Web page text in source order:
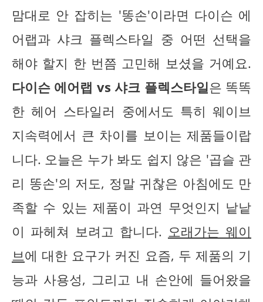
맘대로 안 잡히는 '똥손'이라면 다이슨 에
어랩과 샤크 플렉스타일 중 어떤 선택을
해야 할지 한 번쯤 고민해 보셨을 거예요.
다이슨 에어랩 vs 샤크 플렉스타일은 똑똑
한 헤어 스타일러 중에서도 특히 웨이브
지속력에서 큰 차이를 보이는 제품들이랍
니다. 오늘은 누가 봐도 쉽지 않은 '곱슬 관
리 똥손'의 저도, 정말 귀찮은 아침에도 만
족할 수 있는 제품이 과연 무엇인지 낱낱
이 파헤쳐 보려고 합니다. 오래가는 웨이
브에 대한 요구가 커진 요즘, 두 제품의 기
능과 사용성, 그리고 내 손안에 들어왔을